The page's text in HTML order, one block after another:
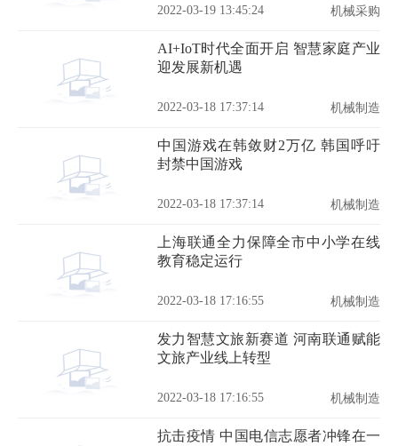
2022-03-19 13:45:24 机械采购
AI+IoT时代全面开启 智慧家庭产业
迎发展新机遇
2022-03-18 17:37:14 机械制造
中国游戏在韩敛财2万亿 韩国呼吁
封禁中国游戏
2022-03-18 17:37:14 机械制造
上海联通全力保障全市中小学在线
教育稳定运行
2022-03-18 17:16:55 机械制造
发力智慧文旅新赛道 河南联通赋能
文旅产业线上转型
2022-03-18 17:16:55 机械制造
抗击疫情 中国电信志愿者冲锋在一